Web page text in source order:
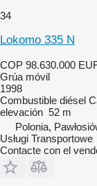
34
Lokomo 335 N
COP 98.630.000
Grúa móvil
1998
Combustible diésel
elevación 52 m
Polonia,
Usługi Transportowe
Contacte con el